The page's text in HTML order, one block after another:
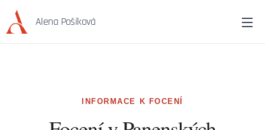
Alena Pošíková
INFORMACE K FOCENÍ